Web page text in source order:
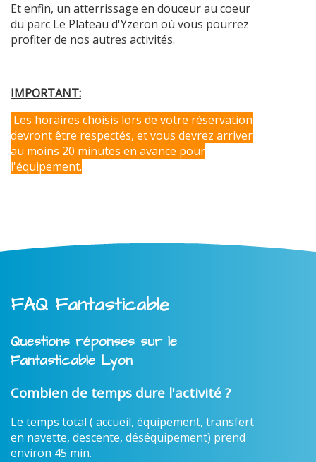
Et enfin, un atterrissage en douceur au coeur
du parc Le Plateau d'Yzeron où vous pourrez
profiter de nos autres activités.
IMPORTANT:
Les horaires choisis lors de votre réservation
devront être respectés, et vous devrez arriver
au moins 20 minutes en avance pour
l'équipement.
FAQ Fantasticable
Questions réponses sur le
Fantasticable Lyon
Combien de temps dure l'activité ?
Le temps total ( accueil, équipement, transfert
en navette, descente, déséquipement) prend
environ 45 min.